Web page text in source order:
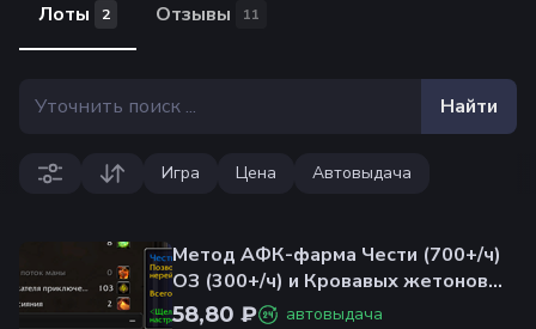
Лоты 2 Отзывы 11
Найти
Игра Цена Автовыдача
Метод АФК-фарма Чести (700+/ч)
ОЗ (300+/ч) и Кровавых жетонов
(300+/ч) без БГ/Арены и PvP
58,80 ₽
автовыдача